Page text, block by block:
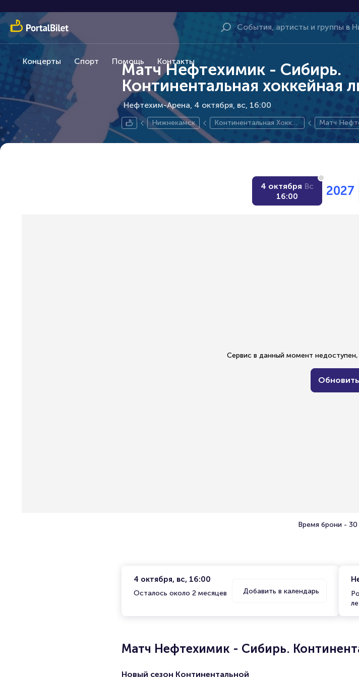
Концерты Спорт Помощь Контакты
Матч Нефтехимик - Сибирь.
Континентальная хоккейная
Нефтехим-Арена, 4 октября вс, 16:00
Нижнекамск
Континентальная Хоккей
Матч
хоккейная
4 октября Вс
16:00 2027
Сервис в данный момент
Обновить
Время брони - 30
4 октября, вс, 16:00
Осталось около 2 месяцев Добавить в календарь
Матч Нефтехимик - Сибирь.
Новый сезон Континентальной